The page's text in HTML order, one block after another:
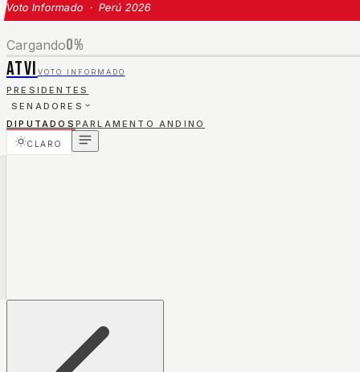
Voto Informado · Perú 2026
Cargando0%
ATVI VOTO INFORMADO
PRESIDENTES
SENADORES
DIPUTADOS PARLAMENTO ANDINO
CLARO